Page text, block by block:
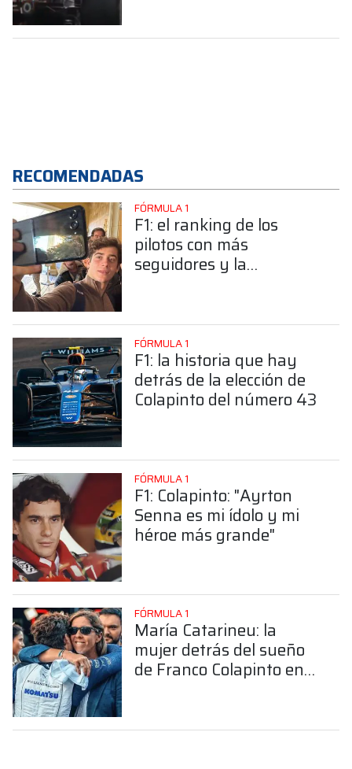
RECOMENDADAS
FÓRMULA 1
F1: el ranking de los
pilotos con más
seguidores y la
FÓRMULA 1
F1: la historia que hay
detrás de la elección de
Colapinto del número 43
FÓRMULA 1
F1: Colapinto: "Ayrton
Senna es mi ídolo y mi
héroe más grande"
FÓRMULA 1
María Catarineu: la
mujer detrás del sueño
de Franco Colapinto en